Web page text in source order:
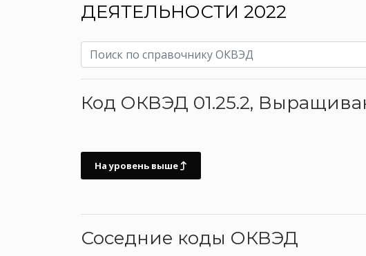
ДЕЯТЕЛЬНОСТИ 2022
Код ОКВЭД 01.25.2,
На уровень выше
Соседние коды ОКВЭД